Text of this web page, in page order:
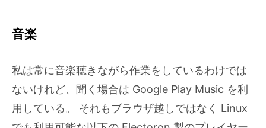
音楽
私は常に音楽聴きながら作業をしているわけでは
ないけれど、聞く場合は Google Play Music を利
用している。 それもブラウザ越しではなく Linux